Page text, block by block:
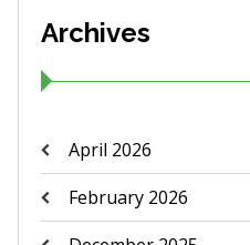
Archives
April 2026
February 2026